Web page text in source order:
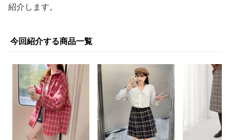
紹介します。
今回紹介する商品一覧